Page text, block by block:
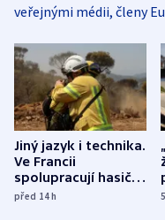
veřejnými médii, členy
Jiný jazyk i technika.
Ve Francii
spolupracují hasiči z
různých zemí
před 14h